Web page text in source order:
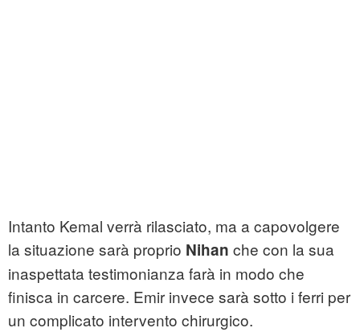
Intanto Kemal verrà rilasciato, ma a capovolgere
la situazione sarà proprio Nihan che con la sua
inaspettata testimonianza farà in modo che
finisca in carcere. Emir invece sarà sotto i ferri per
un complicato intervento chirurgico.